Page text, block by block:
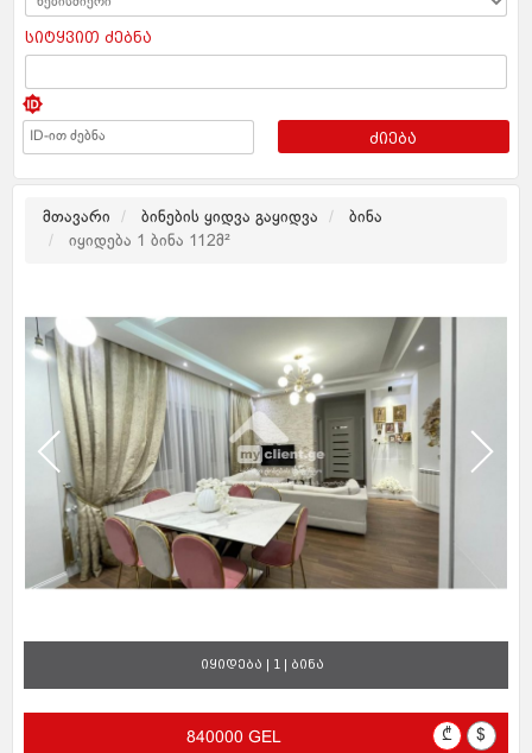
სიტყვით ძებნა
ძიება
მთავარი ბინების ყიდვა გაყიდვა
ბინა
იყიდება 1 ბინა 112მ²
იყიდება | 1 | ბინა
840000 GEL ₾ $